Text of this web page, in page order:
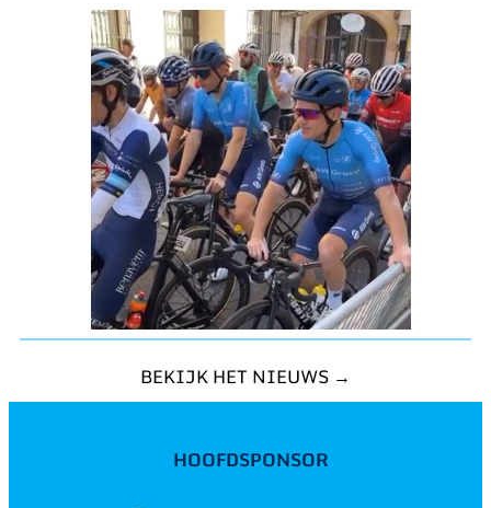
BEKIJK HET NIEUWS →
HOOFDSPONSOR